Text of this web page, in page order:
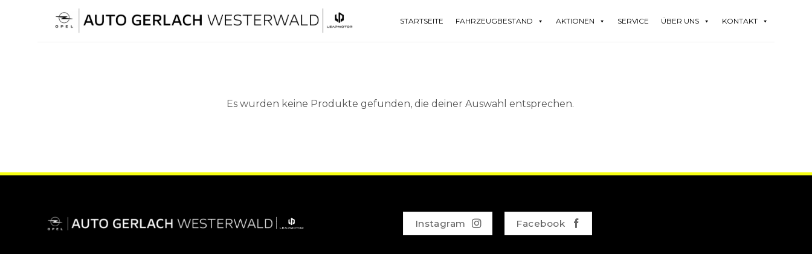
STARTSEITE FAHRZEUGBESTAND AKTIONEN SERVICE ÜBER UNS KONTAKT
Es wurden keine Produkte gefunden, die deiner Auswahl entsprechen.
Instagram Facebook